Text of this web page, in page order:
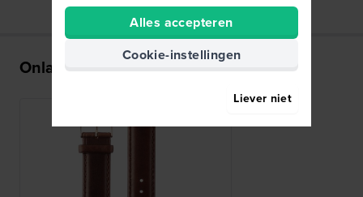
Onlangs bekeken
Alles accepteren
Cookie-instellingen
Liever niet